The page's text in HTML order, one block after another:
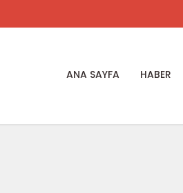
ANA SAYFA HABER